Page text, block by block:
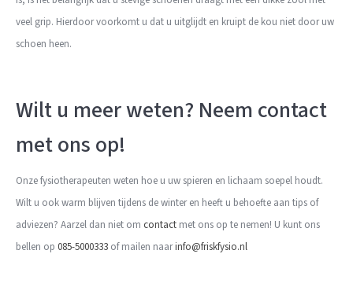
veel grip. Hierdoor voorkomt u dat u uitglijdt en kruipt de kou niet door uw
schoen heen.
Wilt u meer weten? Neem contact
met ons op!
Onze fysiotherapeuten weten hoe u uw spieren en lichaam soepel houdt.
Wilt u ook warm blijven tijdens de winter en heeft u behoefte aan tips of
adviezen? Aarzel dan niet om contact met ons op te nemen! U kunt ons
bellen op 085-5000333 of mailen naarinfo@friskfysio.nl